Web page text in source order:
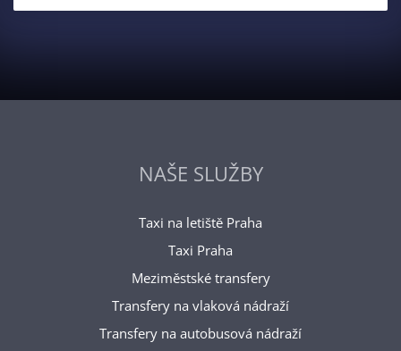
NAŠE SLUŽBY
Taxi na letiště Praha
Taxi Praha
Meziměstské transfery
Transfery na vlaková nádraží
Transfery na autobusová nádraží